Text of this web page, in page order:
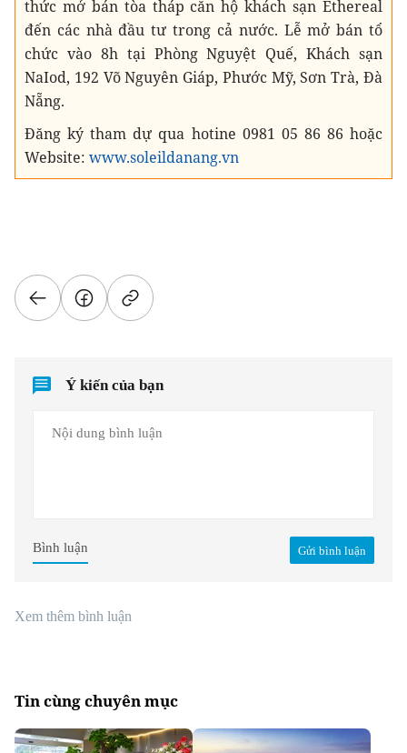
thức mở bán tòa tháp căn hộ khách sạn Ethereal
đến các nhà đầu tư trong cả nước. Lễ mở bán tổ
chức vào 8h tại Phòng Nguyệt Quế, Khách sạn
NaIod, 192 Võ Nguyên Giáp, Phước Mỹ, Sơn Trà, Đà
Nẵng.
Đăng ký tham dự qua hotine 0981 05 86 86 hoặc
Website: www.soleildanang.vn
Ý kiến của bạn
Gửi bình luận
Bình luận
Xem thêm bình luận
Tin cùng chuyên mục